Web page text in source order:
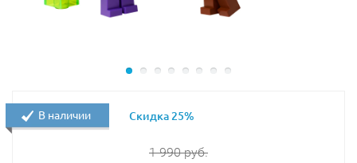
1 990руб.
В наличии Скидка 25%